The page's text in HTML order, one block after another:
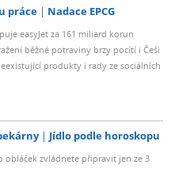
práce Nadace EPCG
easyJet za 161 miliard korun
běžné potraviny brzy pocítí i Češi
produkty i rady ze sociálních
Jídlo podle horoskopu
zvládnete připravit jen ze 3